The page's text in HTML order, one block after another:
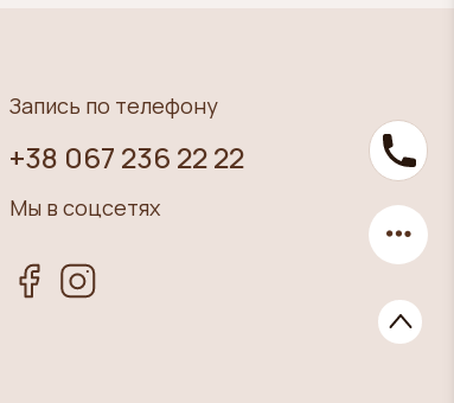
Запись по телефону
+38 067 236 22 22
Мы в соцсетях